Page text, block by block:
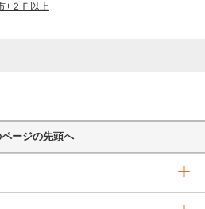
+２Ｆ以上
ページの先頭へ